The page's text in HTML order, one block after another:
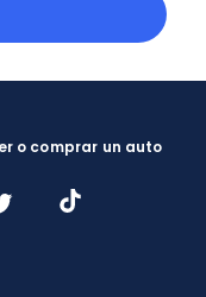
o comprar un auto